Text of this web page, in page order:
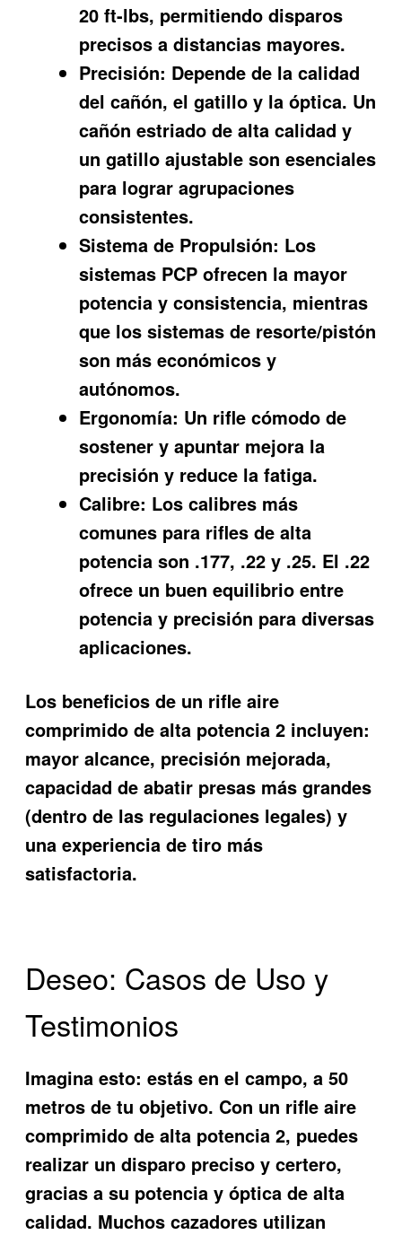
20 ft-lbs, permitiendo disparos
precisos a distancias mayores.
Precisión: Depende de la calidad
del cañón, el gatillo y la óptica. Un
cañón estriado de alta calidad y
un gatillo ajustable son esenciales
para lograr agrupaciones
consistentes.
Sistema de Propulsión: Los
sistemas PCP ofrecen la mayor
potencia y consistencia, mientras
que los sistemas de resorte/pistón
son más económicos y
autónomos.
Ergonomía: Un rifle cómodo de
sostener y apuntar mejora la
precisión y reduce la fatiga.
Calibre: Los calibres más
comunes para rifles de alta
potencia son .177, .22 y .25. El .22
ofrece un buen equilibrio entre
potencia y precisión para diversas
aplicaciones.
Los beneficios de un rifle aire
comprimido de alta potencia 2 incluyen:
mayor alcance, precisión mejorada,
capacidad de abatir presas más grandes
(dentro de las regulaciones legales) y
una experiencia de tiro más
satisfactoria.
Deseo: Casos de Uso y
Testimonios
Imagina esto: estás en el campo, a 50
metros de tu objetivo. Con un rifle aire
comprimido de alta potencia 2, puedes
realizar un disparo preciso y certero,
gracias a su potencia y óptica de alta
calidad. Muchos cazadores utilizan